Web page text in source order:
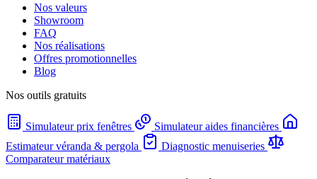
Nos valeurs
Showroom
FAQ
Nos réalisations
Offres promotionnelles
Blog
Nos outils gratuits
Simulateur prix fenêtres
Simulateur aides financières
Estimateur véranda & pergola
Diagnostic menuiseries
Comparateur matériaux